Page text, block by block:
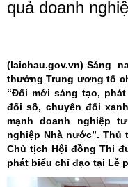
quả doanh
(laichau.gov.vn) Sáng
thưởng Trung ương tổ
“Đổi mới sáng tạo,
đổi số, chuyển đổi
mạnh doanh nghiệp
nghiệp Nhà nước”. Thủ
Chủ tịch Hội đồng Thi
phát biểu chỉ đạo tại Lễ